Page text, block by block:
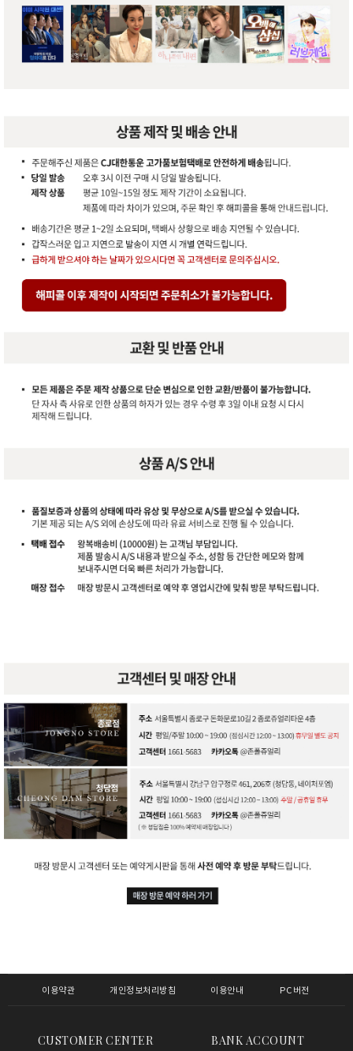
이용약관 개인정보처리방침 이용안내 PC버전
CUSTOMER CENTER BANK ACCOUNT